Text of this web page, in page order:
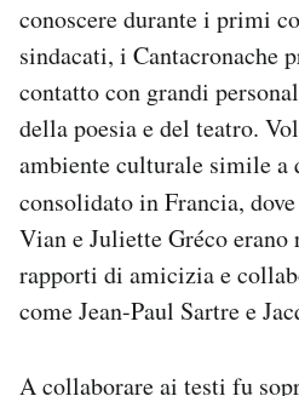
conoscere durante i primi
sindacati, i Cantacronache
contatto con grandi
della poesia e del teatro.
ambiente culturale simile a
consolidato in Francia, dove
Vian e Juliette Gréco
rapporti di amicizia e
come Jean-Paul Sartre e
A collaborare ai testi fu